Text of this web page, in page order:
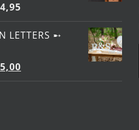
4,95
LETTERS ➸
5,00
prijs